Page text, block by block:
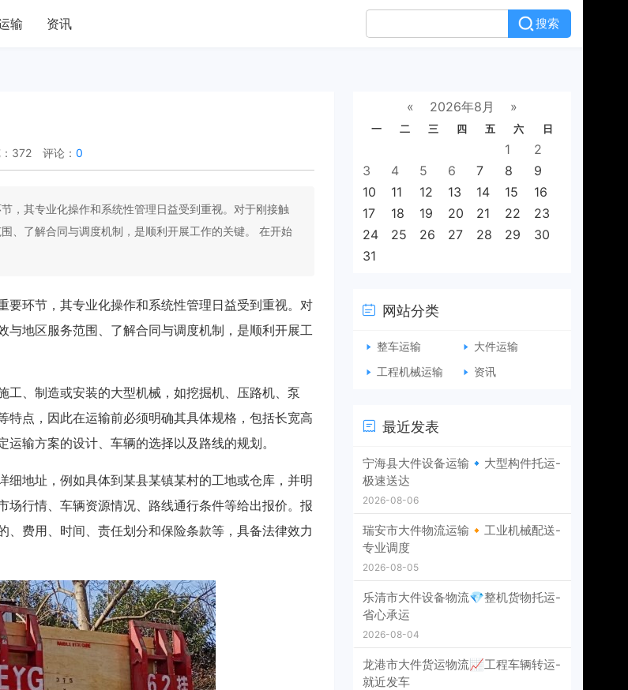
输 资讯 搜索
372 评论： 0
，其专业化操作和系统性管理日益受到重视。对于刚接触
、了解合同与调度机制，是顺利开展工作的关键。 在开始
环节，其专业化操作和系统性管理日益受到重视。对
地区服务范围、了解合同与调度机制，是顺利开展工
、制造或安装的大型机械，如挖掘机、压路机、泵
点，因此在运输前必须明确其具体规格，包括长宽高
输方案的设计、车辆的选择以及路线的规划。
地址，例如具体到某县某镇某村的工地或仓库，并明
行情、车辆资源情况、路线通行条件等给出报价。报
费用、时间、责任划分和保险条款等，具备法律效力
« 2026年8月 »
一 二 三 四 五 六 日
1
2
3
4 5 6 7 8
9
10
11 12 13 14 15
16
17
18 19 20 21 22
23
24
25 26 27 28 29
30
31
网站分类
整车运输
大件运输
工程机械运输
资讯
最近发表
宁海县大件设备运输🔹大型构件托运-
极速送达
2026-08-06
瑞安市大件物流运输🔸工业机械配送-
专业调度
2026-08-05
乐清市大件设备物流💎整机货物托运-
省心承运
2026-08-04
龙港市大件货运物流📈工程车辆转运-
就近发车